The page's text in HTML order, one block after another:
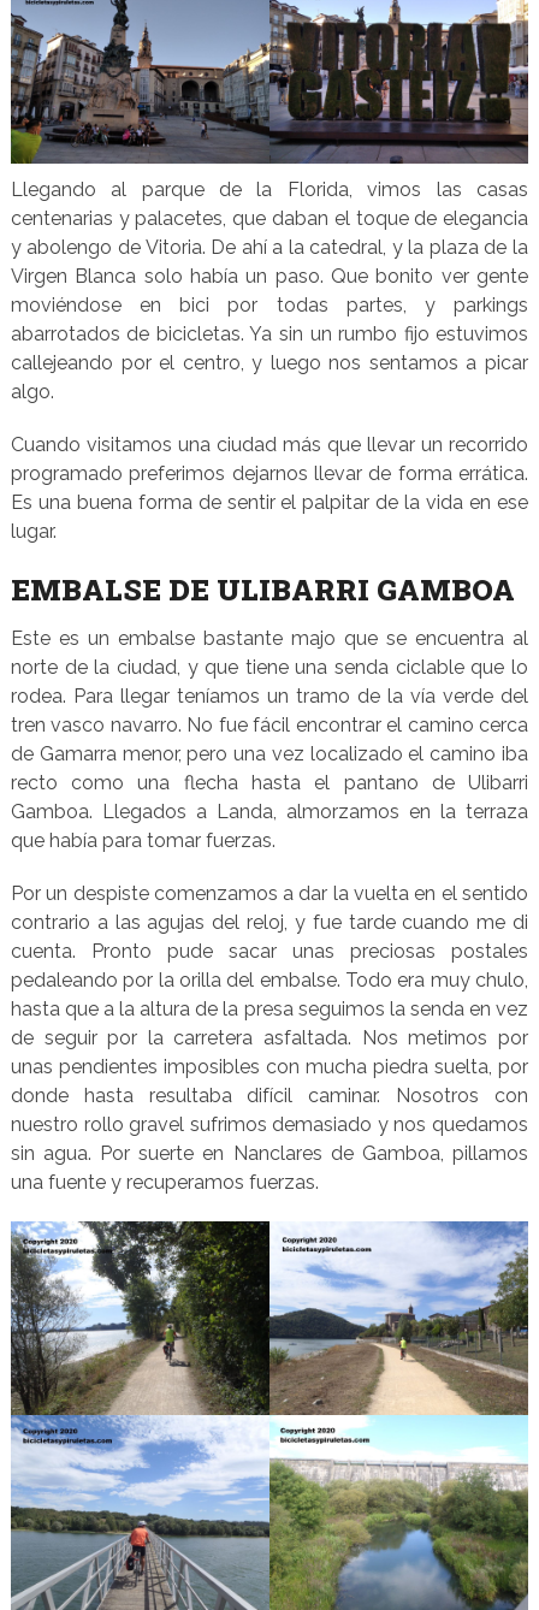
Llegando al parque de la Florida, vimos las casas
centenarias y palacetes, que daban el toque de elegancia
y abolengo de Vitoria. De ahí a la catedral, y la plaza de la
Virgen Blanca solo había un paso. Que bonito ver gente
moviéndose en bici por todas partes, y parkings
abarrotados de bicicletas. Ya sin un rumbo fijo estuvimos
callejeando por el centro, y luego nos sentamos a picar
algo.
Cuando visitamos una ciudad más que llevar un recorrido
programado preferimos dejarnos llevar de forma errática.
Es una buena forma de sentir el palpitar de la vida en ese
lugar.
EMBALSE DE ULIBARRI GAMBOA
Este es un embalse bastante majo que se encuentra al
norte de la ciudad, y que tiene una senda ciclable que lo
rodea. Para llegar teníamos un tramo de la vía verde del
tren vasco navarro. No fue fácil encontrar el camino cerca
de Gamarra menor, pero una vez localizado el camino iba
recto como una flecha hasta el pantano de Ulibarri
Gamboa. Llegados a Landa, almorzamos en la terraza
que había para tomar fuerzas.
Por un despiste comenzamos a dar la vuelta en el sentido
contrario a las agujas del reloj, y fue tarde cuando me di
cuenta. Pronto pude sacar unas preciosas postales
pedaleando por la orilla del embalse. Todo era muy chulo,
hasta que a la altura de la presa seguimos la senda en vez
de seguir por la carretera asfaltada. Nos metimos por
unas pendientes imposibles con mucha piedra suelta, por
donde hasta resultaba difícil caminar. Nosotros con
nuestro rollo gravel sufrimos demasiado y nos quedamos
sin agua. Por suerte en Nanclares de Gamboa, pillamos
una fuente y recuperamos fuerzas.